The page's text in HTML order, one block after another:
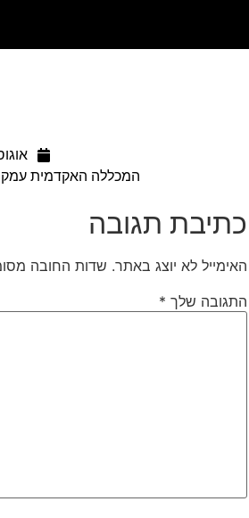
אוגוסט
המכללה האקדמית עמק
כתיבת תגובה
האימייל לא יוצג באתר. שדות החובה
התגובה שלך *